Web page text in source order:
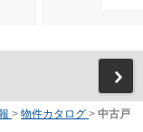
> 物件カタログ > 中古戸